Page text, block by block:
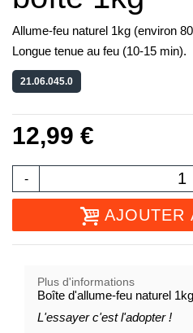
Allume-feu naturel 1kg (environ
Longue tenue au feu (10-15 min).
21.06.045.0
12,99 €
-
AJOUTER
Plus d'informations
Boîte d'allume-feu naturel
L'essayer c'est l'adopter !